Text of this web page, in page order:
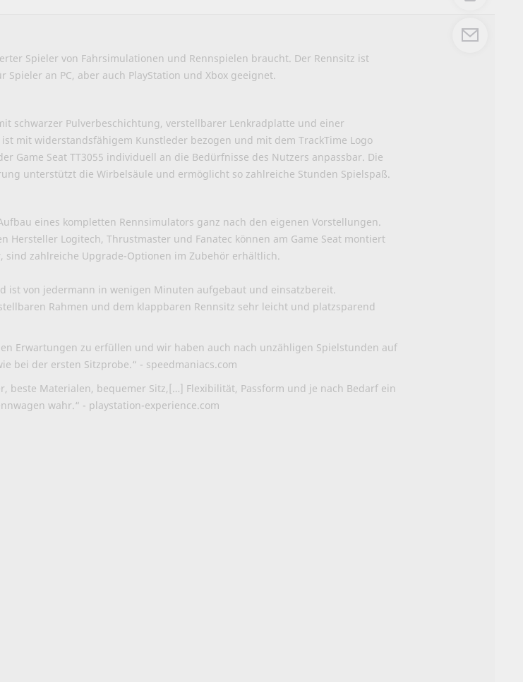
Spieler von Fahrsimulationen und Rennspielen braucht. Der Rennsitz ist
an PC, aber auch PlayStation und Xbox geeignet.
schwarzer Pulverbeschichtung, verstellbarer Lenkradplatte und einer
mit widerstandsfähigem Kunstleder bezogen und mit dem TrackTime Logo
Game Seat TT3055 individuell an die Bedürfnisse des Nutzers anpassbar. Die
unterstützt die Wirbelsäule und ermöglicht so zahlreiche Stunden Spielspaß.
eines kompletten Rennsimulators ganz nach den eigenen Vorstellungen.
Logitech, Thrustmaster und Fanatec können am Game Seat montiert
zahlreiche Upgrade-Optionen im Zubehör erhältlich.
ist von jedermann in wenigen Minuten aufgebaut und einsatzbereit.
Rahmen und dem klappbaren Rennsitz sehr leicht und platzsparend
Erwartungen zu erfüllen und wir haben auch nach unzähligen Spielstunden auf
bei der ersten Sitzprobe.“ - speedmaniacs.com
beste Materialen, bequemer Sitz,[…] Flexibilität, Passform und je nach Bedarf ein
wahr.“ - playstation-experience.com